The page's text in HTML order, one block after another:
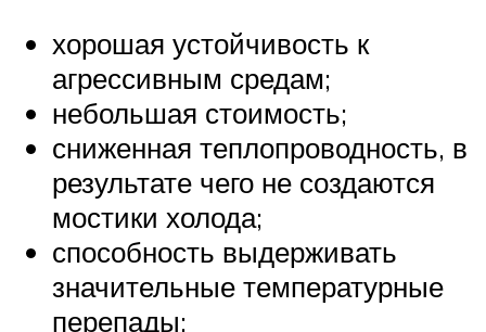
хорошая устойчивость к
агрессивным средам;
небольшая стоимость;
сниженная теплопроводность, в
результате чего не создаются
мостики холода;
способность выдерживать
значительные температурные
перепады;